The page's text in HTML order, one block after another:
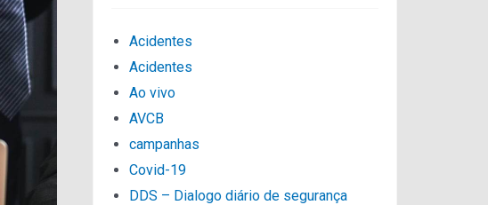
Acidentes
Acidentes
Ao vivo
AVCB
campanhas
Covid-19
DDS – Dialogo diário de segurança